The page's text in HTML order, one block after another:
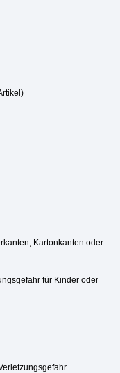
Kartonkanten oder
für Kinder oder